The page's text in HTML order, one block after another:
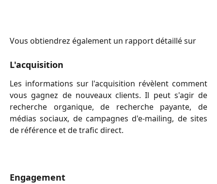
Vous obtiendrez également un rapport détaillé sur
L'acquisition
Les informations sur l'acquisition révèlent comment
vous gagnez de nouveaux clients. Il peut s'agir de
recherche organique, de recherche payante, de
médias sociaux, de campagnes d'e-mailing, de sites
de référence et de trafic direct.
Engagement